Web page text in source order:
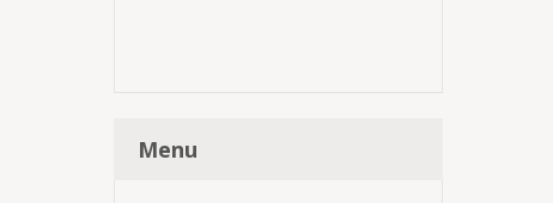
Menu